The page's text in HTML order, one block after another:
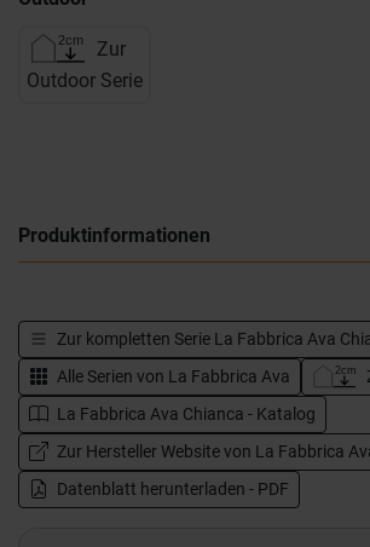
Zur
Outdoor Serie
Produktinformationen
Zur kompletten Serie La Fabbrica Ava
Alle Serien von La Fabbrica Ava
La Fabbrica Ava Chianca - Katalog
Zur Hersteller Website von La Fabbrica
Datenblatt herunterladen - PDF